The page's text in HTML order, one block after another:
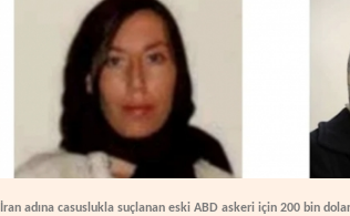
İran adına casuslukla suçlanan eski ABD askeri için 200 bin